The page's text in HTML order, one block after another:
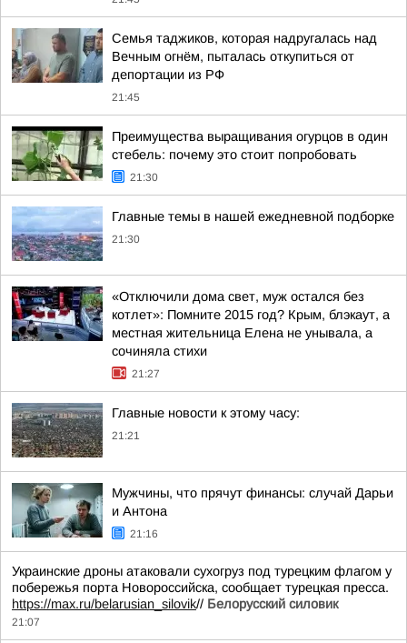
Семья таджиков, которая надругалась над
Вечным огнём, пыталась откупиться от
депортации из РФ
21:45
Преимущества выращивания огурцов в один
стебель: почему это стоит попробовать
21:30
Главные темы в нашей ежедневной подборке
21:30
«Отключили дома свет, муж остался без
котлет»: Помните 2015 год? Крым, блэкаут, а
местная жительница Елена не унывала, а
сочиняла стихи
21:27
Главные новости к этому часу:
21:21
Мужчины, что прячут финансы: случай Дарьи
и Антона
21:16
Украинские дроны атаковали сухогруз под турецким флагом у
побережья порта Новороссийска, сообщает турецкая пресса.
https://max.ru/belarusian_silovik// Белорусский силовик
21:07